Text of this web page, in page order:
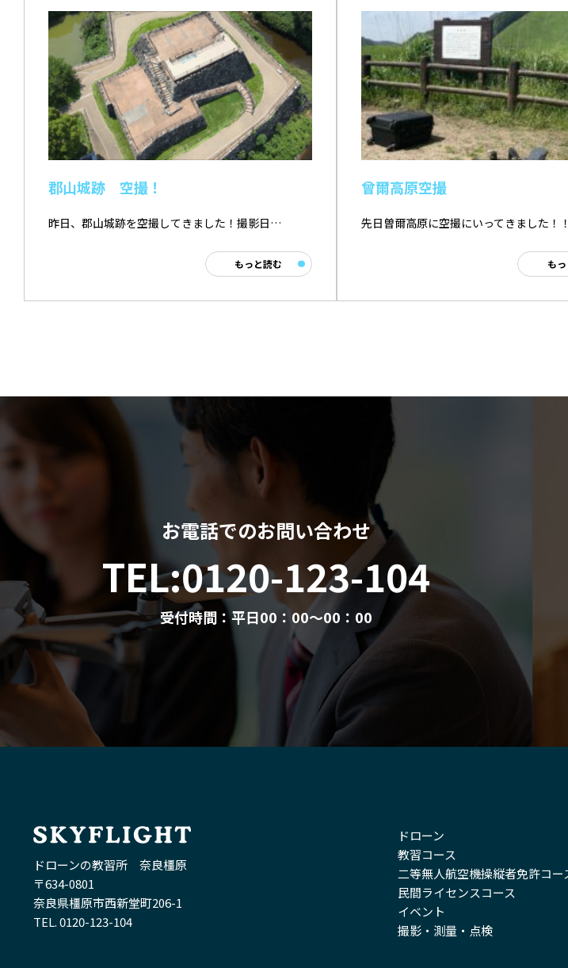
郡山城跡 空撮！
昨日、郡山城跡を空撮してきました！撮影日…
もっと読む
曾爾高原空撮
先日曽爾高原に空撮にいってきました！
も
お電話でのお問い合わせ
TEL:0120-123-104
受付時間：平日00：00～00：00
ドローンの教習所 奈良橿原
〒634-0801
奈良県橿原市西新堂町206-1
TEL. 0120-123-104
ドローン
教習コース
二等無人航空機操縦者免許コー
民間ライセンスコース
イベント
撮影・測量・点検